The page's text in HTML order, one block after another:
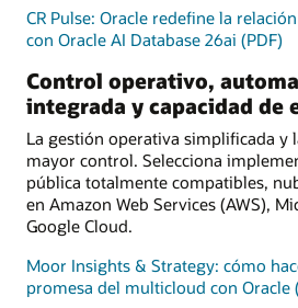
CR Pulse: Oracle redefine la
con Oracle AI Database 26ai (PDF)
Control operativo,
integrada y capacidad de
La gestión operativa simplificada y
mayor control. Selecciona
pública totalmente compatibles,
en Amazon Web Services (AWS),
Google Cloud.
Moor Insights & Strategy: cómo
promesa del multicloud con Oracle